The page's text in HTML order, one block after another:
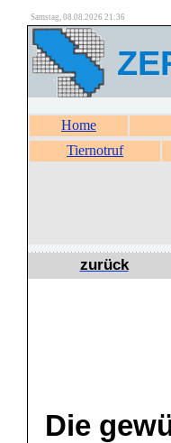
Samstag, 08.08.2026 21:36
Home
Tiernotruf
zurück
Die